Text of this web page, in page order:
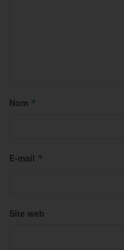
Nom *
E-mail *
Site web